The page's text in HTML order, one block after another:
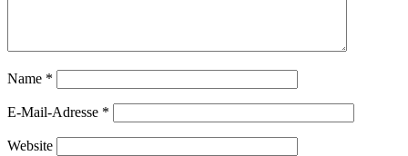
Name *
E-Mail-Adresse *
Website